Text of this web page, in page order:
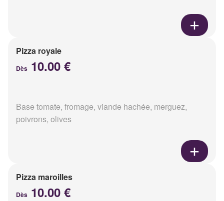
Pizza royale
Dès 10.00 €
Base tomate, fromage, viande hachée, merguez,
poivrons, olives
Pizza maroilles
Dès 10.00 €